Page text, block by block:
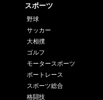
スポーツ
野球
サッカー
大相撲
ゴルフ
モータースポーツ
ボートレース
スポーツ総合
格闘技